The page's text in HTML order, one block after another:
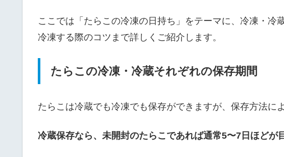
ここでは「たらこの冷凍の日持ち」をテーマに、冷凍・冷
冷凍する際のコツまで詳しくご紹介します。
たらこの冷凍・冷蔵それぞれの保存期間
たらこは冷蔵でも冷凍でも保存ができますが、保存方法に
冷蔵保存なら、未開封のたらこであれば通常5〜7日ほどが